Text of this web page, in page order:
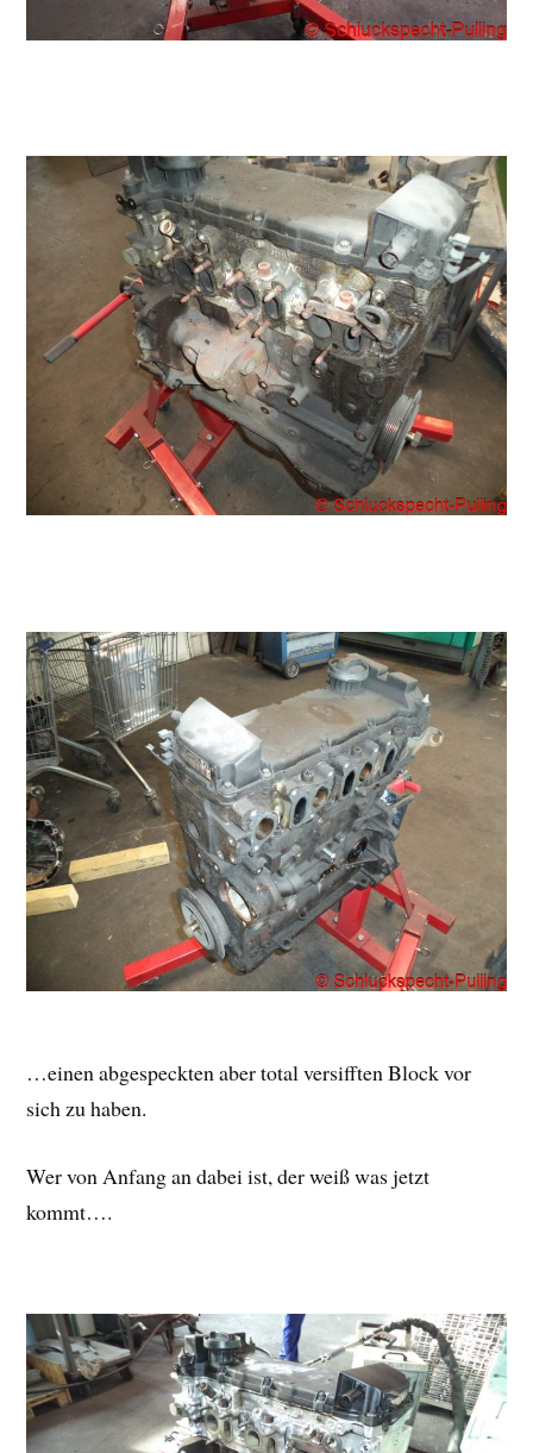
…einen abgespeckten aber total versifften Block vor
sich zu haben.
Wer von Anfang an dabei ist, der weiß was jetzt
kommt….